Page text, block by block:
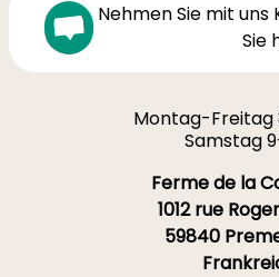
Nehmen Sie mit
Sie
Montag-Freitag
Samstag
Ferme de la
1012 rue
59840